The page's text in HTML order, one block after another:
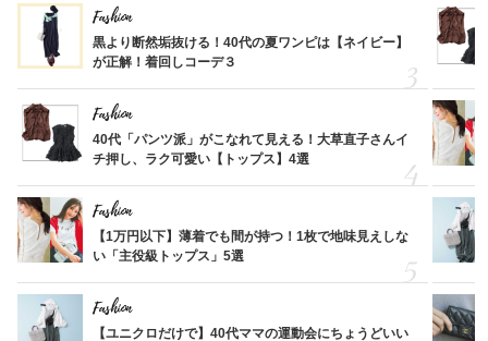
Fashion
黒より断然垢抜ける！40代の夏ワンピは【ネイビー】
が正解！着回しコーデ３
Fashion
40代「パンツ派」がこなれて見える！大草直子さんイ
チ押し、ラク可愛い【トップス】4選
Fashion
【1万円以下】薄着でも間が持つ！1枚で地味見えしな
い「主役級トップス」5選
Fashion
【ユニクロだけで】40代ママの運動会にちょうどいい